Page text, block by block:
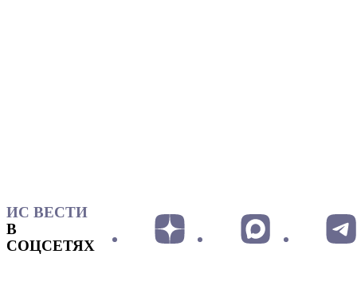
ИС ВЕСТИ
В
СОЦСЕТЯХ